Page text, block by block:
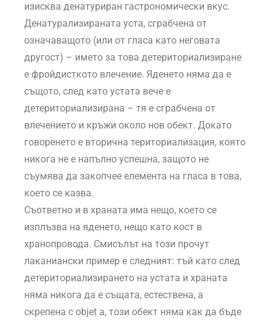
изисква денатуриран гастрономически вкус.
Денатурализираната уста, сграбчена от
означаващото (или от гласа като неговата
другост) – името за това детериториализиране
е фройдисткото влечение. Яденето няма да е
същото, след като устата вече е
детериториализирана – тя е сграбчена от
влечението и кръжи около нов обект. Докато
говоренето е вторична териториализация, която
никога не е напълно успешна, защото не
съумява да закопчее елемента на гласа в това,
което се казва.
Съответно и в храната има нещо, което се
изплъзва на яденето, нещо като кост в
хранопровода. Смисълът на този прочут
лаканиански пример е следният: тъй като след
детериториализирането на устата и храната
няма никога да е същата, естествена, а
скрепена с objet a, този обект няма как да бъде